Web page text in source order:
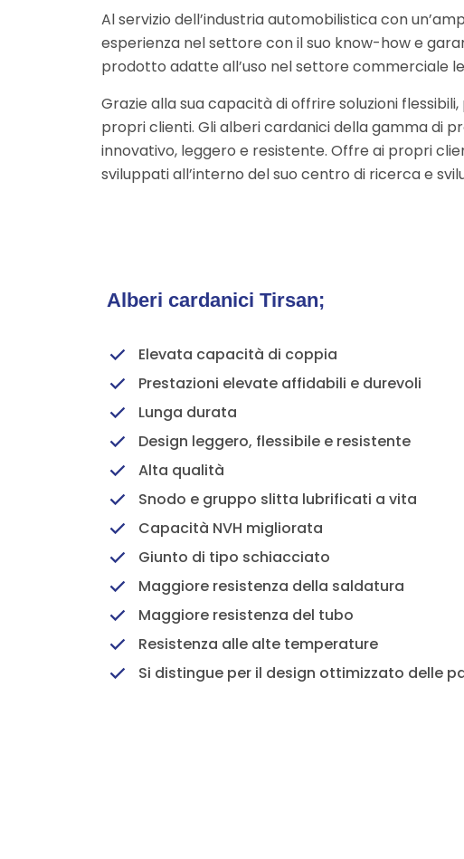
Al servizio dell’industria automobilistica con
esperienza nel settore con il suo know-how e
prodotto adatte all’uso nel settore commerciale
Grazie alla sua capacità di offrire soluzioni
propri clienti. Gli alberi cardanici della gamma di
innovativo, leggero e resistente. Offre ai propri
sviluppati all’interno del suo centro di ricerca e
Alberi cardanici Tirsan;
Elevata capacità di coppia
Prestazioni elevate affidabili e durevoli
Lunga durata
Design leggero, flessibile e resistente
Alta qualità
Snodo e gruppo slitta lubrificati a vita
Capacità NVH migliorata
Giunto di tipo schiacciato
Maggiore resistenza della saldatura
Maggiore resistenza del tubo
Resistenza alle alte temperature
Si distingue per il design ottimizzato delle